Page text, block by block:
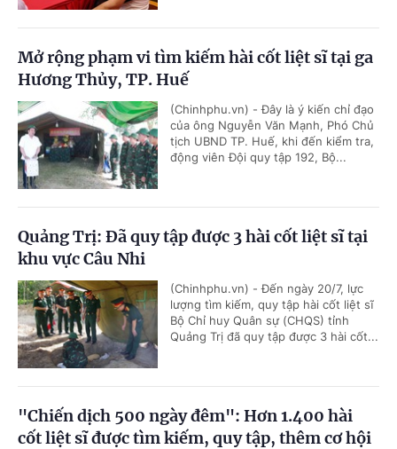
Mở rộng phạm vi tìm kiếm hài cốt liệt sĩ tại ga
Hương Thủy, TP. Huế
(Chinhphu.vn) - Đây là ý kiến chỉ đạo
của ông Nguyễn Văn Mạnh, Phó Chủ
tịch UBND TP. Huế, khi đến kiểm tra,
động viên Đội quy tập 192, Bộ...
Quảng Trị: Đã quy tập được 3 hài cốt liệt sĩ tại
khu vực Câu Nhi
(Chinhphu.vn) - Đến ngày 20/7, lực
lượng tìm kiếm, quy tập hài cốt liệt sĩ
Bộ Chỉ huy Quân sự (CHQS) tỉnh
Quảng Trị đã quy tập được 3 hài cốt...
"Chiến dịch 500 ngày đêm": Hơn 1.400 hài
cốt liệt sĩ được tìm kiếm, quy tập, thêm cơ hội